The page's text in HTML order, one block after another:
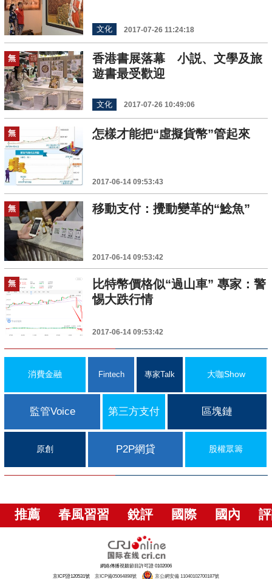
文化 2017-07-26 11:24:18
無
香港書展落幕 小説、文學及旅
遊書最受歡迎
文化 2017-07-26 10:49:06
無 怎樣才能把“虛擬貨幣”管起來
2017-06-14 09:53:43
無 移動支付：攪動變革的“鯰魚”
2017-06-14 09:53:42
無
比特幣價格似“過山車” 專家：警
惕大跌行情
2017-06-14 09:53:42
消費金融 Fintech 專家Talk 大咖Show
監管Voice 第三方支付 區塊鏈
原創 P2P網貸 股權眾籌
推薦 春風習習 銳評 國際 國內
網絡傳播視聽節目許可證 0102006
京ICP證120531號 京ICP備05064898號 京公網安備 11040102700187號